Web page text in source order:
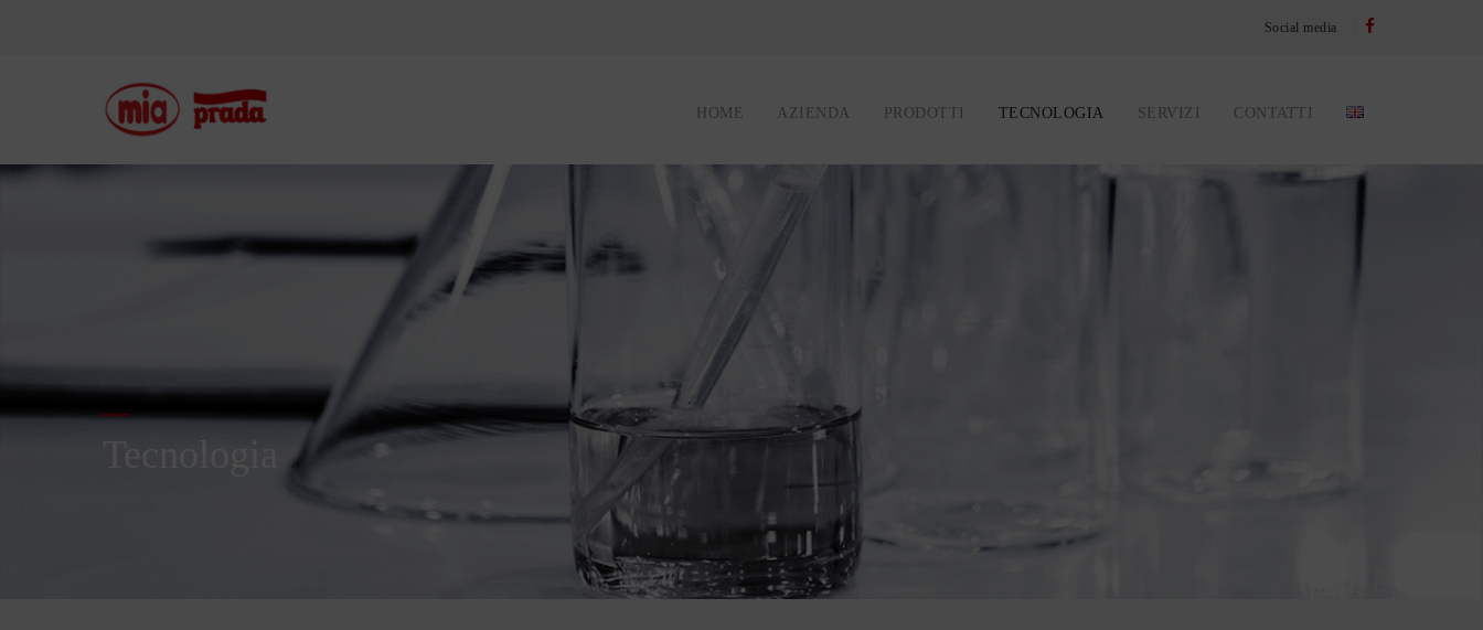
Social media
HOME AZIENDA PRODOTTI TECNOLOGIA SERVIZI CONTATTI
Tecnologia